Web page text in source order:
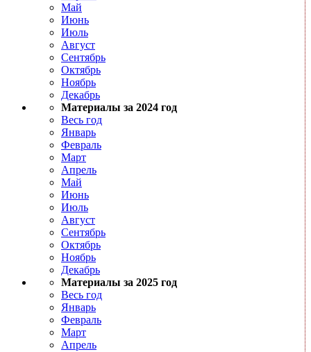
Май
Июнь
Июль
Август
Сентябрь
Октябрь
Ноябрь
Декабрь
Материалы за 2024 год
Весь год
Январь
Февраль
Март
Апрель
Май
Июнь
Июль
Август
Сентябрь
Октябрь
Ноябрь
Декабрь
Материалы за 2025 год
Весь год
Январь
Февраль
Март
Апрель